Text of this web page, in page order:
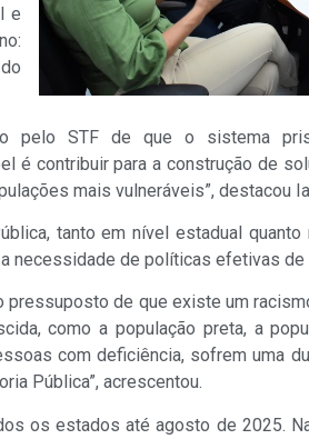
e
pelo STF de que o sistema
é contribuir para a construção de
mais vulneráveis”, destacou
tanto em nível estadual quanto
necessidade de políticas efetivas de
pressuposto de que existe um
como a população preta, a
com deficiência, sofrem uma
Pública”, acrescentou.
os estados até agosto de 2025.